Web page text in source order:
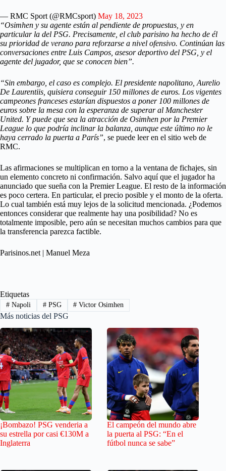
— RMC Sport (@RMCsport) May 18, 2023
“Osimhen y su agente están al pendiente de propuestas, y en
particular la del PSG. Precisamente, el club parisino ha hecho de él
su prioridad de verano para reforzarse a nivel ofensivo. Continúan las
conversaciones entre Luis Campos, asesor deportivo del PSG, y el
agente del jugador, que se conocen bien”.
“Sin embargo, el caso es complejo. El presidente napolitano, Aurelio
De Laurentiis, quisiera conseguir 150 millones de euros. Los vigentes
campeones franceses estarían dispuestos a poner 100 millones de
euros sobre la mesa con la esperanza de superar al Manchester
United. Y puede que sea la atracción de Osimhen por la Premier
League lo que podría inclinar la balanza, aunque este último no le
haya cerrado la puerta a París”, se puede leer en el sitio web de
RMC.
Las afirmaciones se multiplican en torno a la ventana de fichajes, sin
un elemento concreto ni confirmación. Salvo aquí que el jugador ha
anunciado que sueña con la Premier League. El resto de la información
es poco certera. En particular, el precio posible y el monto de la oferta.
Lo cual también está muy lejos de la solicitud mencionada. ¿Podemos
entonces considerar que realmente hay una posibilidad? No es
totalmente imposible, pero aún se necesitan muchos cambios para que
la transferencia parezca factible.
Parisinos.net | Manuel Meza
Etiquetas
#Napoli #PSG # Victor Osimhen
Más noticias del PSG
¡Bombazo! PSG venderia a
su estrella por casi €130M a
Inglaterra
El campeón del mundo abre
la puerta al PSG: “En el
fútbol nunca se sabe”